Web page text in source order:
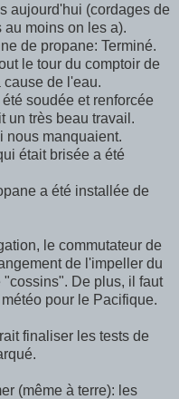
aujourd'hui (cordages de
moins on les a).
de propane: Terminé.
le tour du comptoir de
de l'eau.
soudée et renforcée
un très beau travail.
nous manquaient.
était brisée a été
a été installée de
le commutateur de
de l'impeller du
De plus, il faut
pour le Pacifique.
finaliser les tests de
(même à terre): les